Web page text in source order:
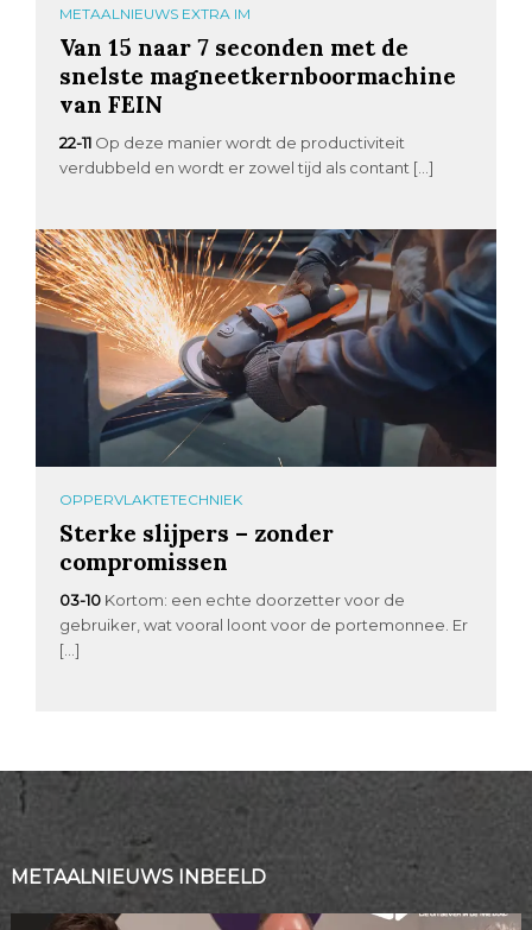
METAALNIEUWS EXTRA IM
Van 15 naar 7 seconden met de
snelste magneetkernboormachine
van FEIN
22-11 Op deze manier wordt de productiviteit
verdubbeld en wordt er zowel tijd als contant […]
OPPERVLAKTETECHNIEK
Sterke slijpers – zonder
compromissen
03-10 Kortom: een echte doorzetter voor de
gebruiker, wat vooral loont voor de portemonnee. Er
[…]
METAALNIEUWS INBEELD